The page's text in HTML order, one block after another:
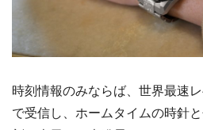
時刻情報のみならば、世界最速
で受信し、ホームタイムの時針